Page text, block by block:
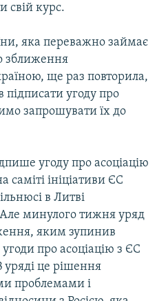
свій курс.
яка переважно займає
зближення
ще раз повторила,
підписати угоду про
запрошувати їх до
угоду про асоціацію
ініціативи ЄС
в Литві
минулого тижня уряд
яким зупинив
про асоціацію з ЄС
уряді це рішення
проблемами і